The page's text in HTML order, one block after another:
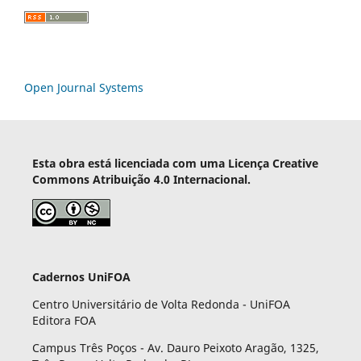
Open Journal Systems
Esta obra está licenciada com uma Licença Creative
Commons Atribuição 4.0 Internacional.
Cadernos UniFOA
Centro Universitário de Volta Redonda - UniFOA
Editora FOA
Campus Três Poços - Av. Dauro Peixoto Aragão, 1325,